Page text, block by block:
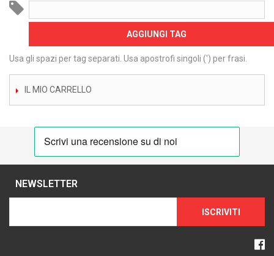
AGGIUNGI TAG
Usa gli spazi per tag separati. Usa apostrofi singoli (') per frasi.
IL MIO CARRELLO
NEWSLETTER
ISCRIVITI